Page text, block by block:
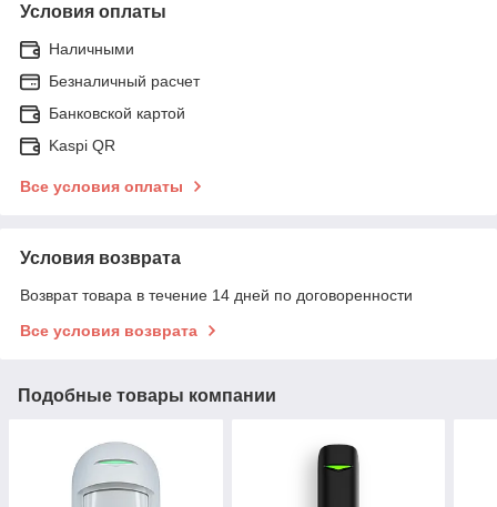
Условия оплаты
Наличными
Безналичный расчет
Банковской картой
Kaspi QR
Все условия оплаты
Условия возврата
Возврат товара в течение 14 дней по договоренности
Все условия возврата
Подобные товары компании